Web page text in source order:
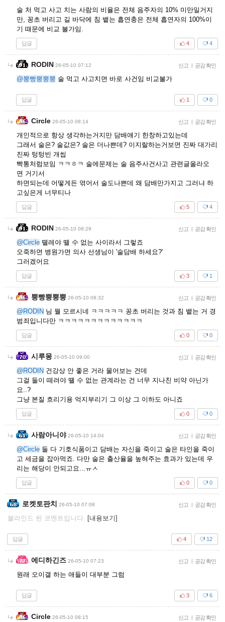
술 처 먹고 사고 치는 사람의 비율은 전체 음주자의 10% 미만일거지
만, 꽁초 버리고 길 바닥에 침 뱉는 흡연충은 전체 흡연자의 100%이
기 때문에 비교 불가임.
답글 4
4
RODIN 26-05-10 07:12 신고 | 공감 확인
@뿡빵뿡뿡뿡 술 먹고 사고치면 바로 사건임 비교불가
답글 0
1
Circle 26-05-10 08:14 신고 | 공감 확인
개인적으로 항상 생각하는거지만 담배얘기 한창하고있는데
그래서 술은? 술값은? 술은 더나쁜데? 이지랄하는거보면 진짜 대가리
진짜 텅텅빈 개씹
빡통처럼보임 ㅋㅋㅎㅋ 술에문제는 술 음주사건사고 관련글올라오
면 거기서
하면되는데 어떻게든 엮어서 술도나쁜데 왜 담배만가지고 그러냐 하
고싶은게 너무티나
답글 4
5
RODIN 26-05-10 08:29 신고 | 공감 확인
@Circle 뗄레야 뗄 수 없는 사이라서 그렇죠
오죽하면 병원가면 의사 선생님이 '술담배 하세요?'
그러겠어요
답글 1
3
뿡빵뿡뿡뿡 26-05-10 08:32 신고 | 공감 확인
@RODIN 님 뭘 모르시네 ㅋㅋㅋㅋㅋ 꽁초 버리는 것과 침 뱉는 거 경
범죄입니다만 ㅋㅋㅋㅋㅋㅋㅋㅋㅋㅋㅋㅋㅋ
답글 0
0
시루몽 26-05-10 09:00 신고 | 공감 확인
@RODIN 건강상 안 좋은 거라 물어보는 건데
그걸 둘이 떼려야 뗼 수 없는 관계라는 건 너무 지나친 비약 아닌가
요..?
그냥 본질 흐리기용 억지부리기 그 이상 그 이하도 아니죠
답글 0
0
사람아니야 26-05-10 14:04 신고 | 공감 확인
@Circle 둘 다 기호식품이고 담배는 자신을 죽이고 술은 타인을 죽이
고 세금을 잡아먹죠. 다만 술은 출산율을 높혀주는 효과가 있는데 우
리는 해당이 안되고요...ㅠㅅ
답글 0
0
로켓토판치 26-05-10 07:08 신고 | 공감 확인
블라인드 된 코멘트입니다. [내용보기]
답글 12
4
에디하긴즈 26-05-10 07:23 신고 | 공감 확인
원래 오이갤 하는 애들이 대부분 그럼
답글 6
3
Circle 26-05-10 08:15 신고 | 공감 확인